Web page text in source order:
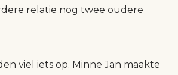
relatie nog twee oudere
viel iets op. Minne Jan maakte